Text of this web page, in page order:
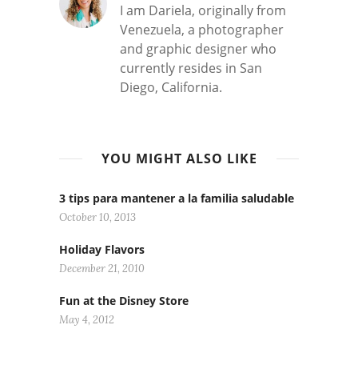
I am Dariela, originally from
Venezuela, a photographer
and graphic designer who
currently resides in San
Diego, California.
YOU MIGHT ALSO LIKE
3 tips para mantener a la familia saludable
October 10, 2013
Holiday Flavors
December 21, 2010
Fun at the Disney Store
May 4, 2012